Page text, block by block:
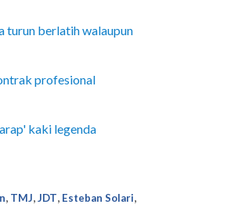
turun berlatih walaupun
profesional
kaki legenda
, TMJ,JDT, Esteban Solari,